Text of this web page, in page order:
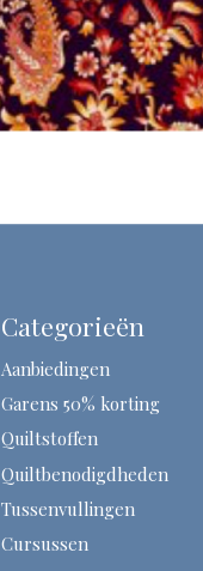
Categorieën
Aanbiedingen
Garens 50% korting
Quiltstoffen
Quiltbenodigdheden
Tussenvullingen
Cursussen